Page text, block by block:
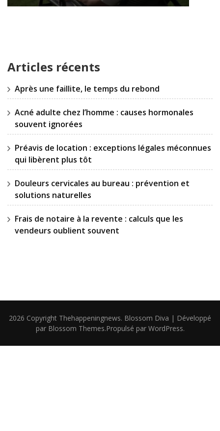
Articles récents
Après une faillite, le temps du rebond
Acné adulte chez l’homme : causes hormonales
souvent ignorées
Préavis de location : exceptions légales méconnues
qui libèrent plus tôt
Douleurs cervicales au bureau : prévention et
solutions naturelles
Frais de notaire à la revente : calculs que les
vendeurs oublient souvent
2026 Copyright Thehappeningnews. Blossom Diva | Développé
par Blossom Themes.Propulsé par WordPress.